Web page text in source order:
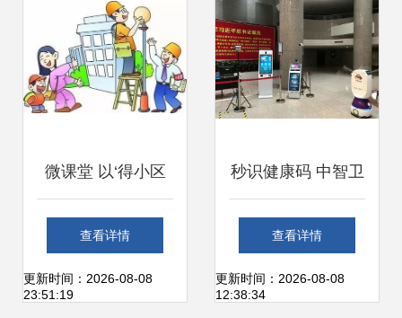
微课堂 以‘得小区
得天下’为理念，探
索城市绿化管理的
查看详情
更新时间：2026-08-08
23:51:19
秒识健康码 中智卫
安机器人在青岛物
业管理场景的落地
查看详情
更新时间：2026-08-08
12:38:34